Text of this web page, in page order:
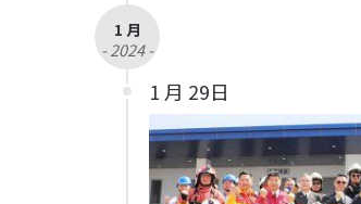
1 月
- 2024 -
1 月 29日